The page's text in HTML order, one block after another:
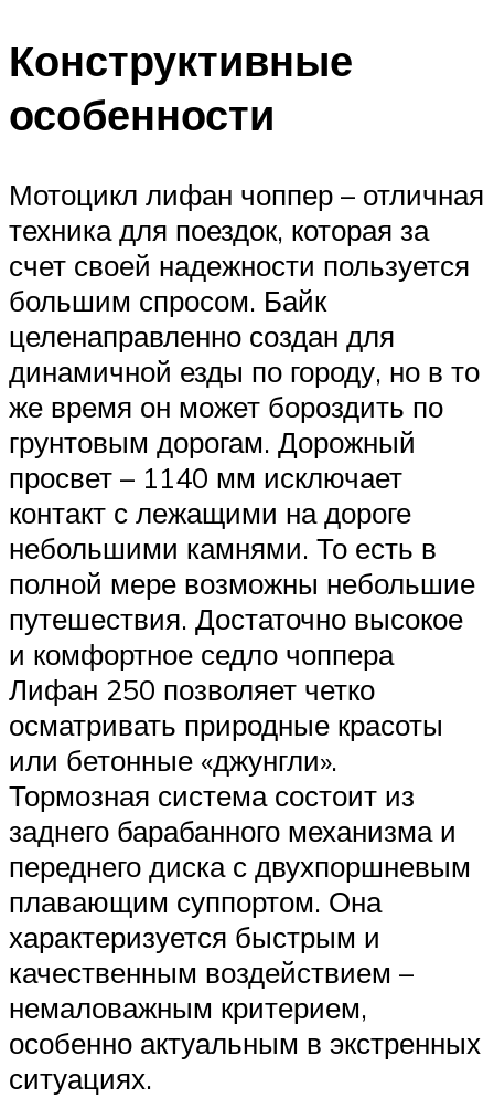
Конструктивные
особенности
Мотоцикл лифан чоппер – отличная
техника для поездок, которая за
счет своей надежности пользуется
большим спросом. Байк
целенаправленно создан для
динамичной езды по городу, но в то
же время он может бороздить по
грунтовым дорогам. Дорожный
просвет – 1140 мм исключает
контакт с лежащими на дороге
небольшими камнями. То есть в
полной мере возможны небольшие
путешествия. Достаточно высокое
и комфортное седло чоппера
Лифан 250 позволяет четко
осматривать природные красоты
или бетонные «джунгли».
Тормозная система состоит из
заднего барабанного механизма и
переднего диска с двухпоршневым
плавающим суппортом. Она
характеризуется быстрым и
качественным воздействием –
немаловажным критерием,
особенно актуальным в экстренных
ситуациях.